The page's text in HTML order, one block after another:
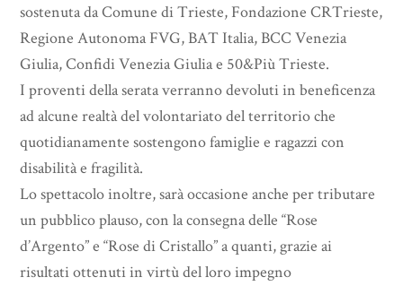
sostenuta da Comune di Trieste, Fondazione CRTrieste,
Regione Autonoma FVG, BAT Italia, BCC Venezia
Giulia, Confidi Venezia Giulia e 50&Più Trieste.
I proventi della serata verranno devoluti in beneficenza
ad alcune realtà del volontariato del territorio che
quotidianamente sostengono famiglie e ragazzi con
disabilità e fragilità.
Lo spettacolo inoltre, sarà occasione anche per tributare
un pubblico plauso, con la consegna delle “Rose
d’Argento” e “Rose di Cristallo” a quanti, grazie ai
risultati ottenuti in virtù del loro impegno